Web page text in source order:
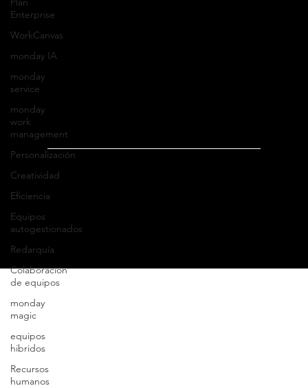
Enterprise
WorkCanvas
monday IA
monday
service
monday
work
management
Personalización
Creatividad
Eficiencia
Equipos
autogestionados
Redarquía
Colaboración
de equipos
monday
magic
equipos
hibridos
Recursos
humanos
nuestra integridad, excelencia de trabajo y
profesionalismo.
Bolsa de trabajo
Construcción, S.A. de C.V